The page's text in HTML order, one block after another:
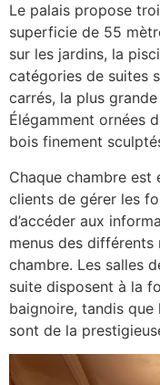
Le palais propose
superficie de 55
sur les jardins, la
catégories de suites
carrés, la plus
Élégamment ornées
bois finement
Chaque chambre est
clients de gérer les
d’accéder aux
menus des
chambre. Les salles
suite disposent à la
baignoire, tandis
sont de la